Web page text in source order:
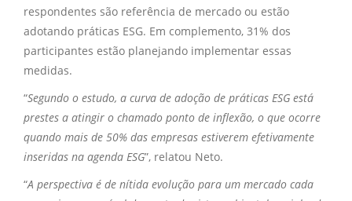
respondentes são referência de mercado ou estão
adotando práticas ESG. Em complemento, 31% dos
participantes estão planejando implementar essas
medidas.
“Segundo o estudo, a curva de adoção de práticas ESG está
prestes a atingir o chamado ponto de inflexão, o que ocorre
quando mais de 50% das empresas estiverem efetivamente
inseridas na agenda ESG”, relatou Neto.
“A perspectiva é de nítida evolução para um mercado cada